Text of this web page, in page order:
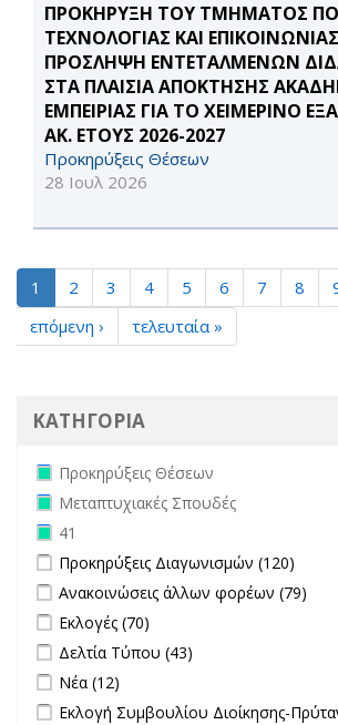
ΠΡΟΚΗΡΥΞΗ ΤΟΥ ΤΜΗΜΑΤΟΣ
ΤΕΧΝΟΛΟΓΙΑΣ ΚΑΙ
ΠΡΟΣΛΗΨΗ ΕΝΤΕΤΑΛΜΕΝΩΝ
ΣΤΑ ΠΛΑΙΣΙΑ ΑΠΟΚΤΗΣΗΣ
ΕΜΠΕΙΡΙΑΣ ΓΙΑ ΤΟ ΧΕΙΜΕΡΙΝΟ
ΑΚ. ΕΤΟΥΣ 2026-2027
Προκηρύξεις Θέσεων
28 Ιουλ 2026
1 2 3 4 5 6 7 8
επόμενη ›
τελευταία »
ΚΑΤΗΓΟΡΙΑ
Remove Προκηρύξεις Θέσεων filter
Προκηρύξεις Θέσεων
Remove Μεταπτυχιακές Σπουδές
Μεταπτυχιακές Σπουδές
Remove 41 filter
41
Apply Προκηρύξεις Διαγωνισμών filter
Προκηρύξεις Διαγωνισμών (120)
Apply Ανακοινώσεις άλλων φορέων
Ανακοινώσεις άλλων φορέων (79)
Apply Εκλογές filter
Εκλογές (70)
Apply Δελτία Τύπου filter
Δελτία Τύπου (43)
Apply Νέα filter
Νέα (12)
Apply Εκλογή Συμβουλίου
Εκλογή Συμβουλίου Διοίκησης-